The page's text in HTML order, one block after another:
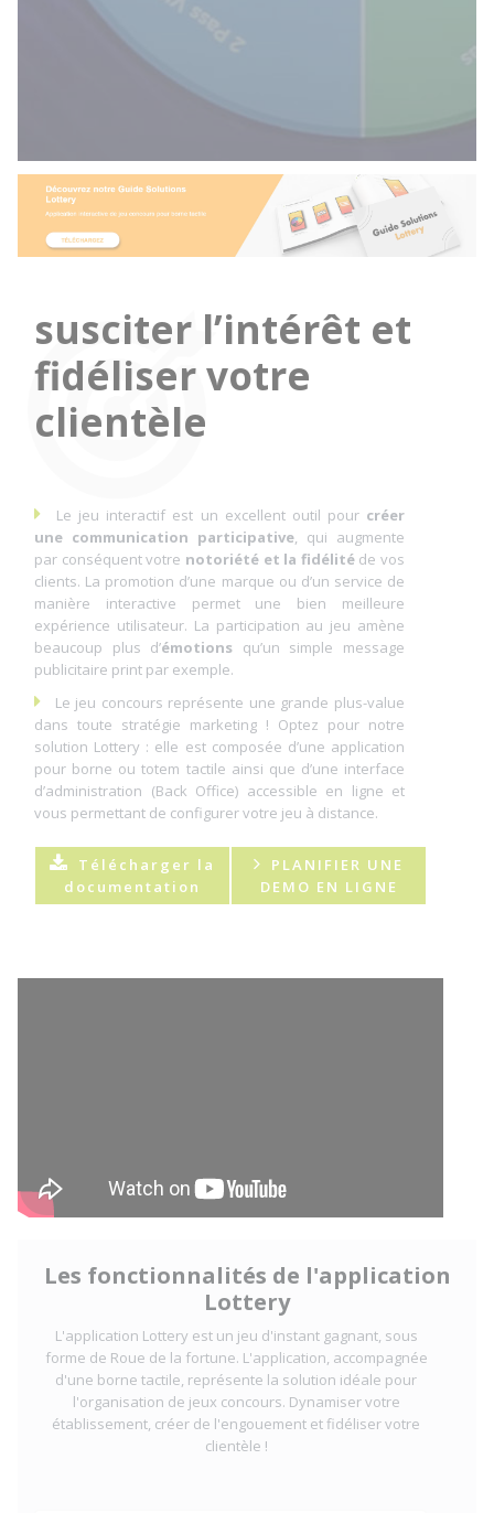
susciter l’intérêt et
fidéliser votre
clientèle
Le jeu interactif est un excellent outil pour créer
une communication participative , qui augmente
par conséquent votre notoriété et la fidélitéde vos
clients. La promotion d’une marque ou d’un service de
manière interactive permet une bien meilleure
expérience utilisateur. La participation au jeu amène
beaucoup plus d’émotions qu’un simple message
publicitaire print par exemple.
Le jeu concours représente une grande plus-value
dans toute stratégie marketing ! Optez pour notre
solution Lottery : elle est composée d’une application
pour borne ou totem tactile ainsi que d’une interface
d’administration (Back Office) accessible en ligne et
vous permettant de configurer votre jeu à distance.
Télécharger la
documentation
PLANIFIER UNE
DEMO EN LIGNE
Les fonctionnalités de l'application
Lottery
L'application Lottery est un jeu d'instant gagnant, sous
forme de Roue de la fortune. L'application, accompagnée
d'une borne tactile, représente la solution idéale pour
l'organisation de jeux concours. Dynamiser votre
établissement, créer de l'engouement et fidéliser votre
clientèle !